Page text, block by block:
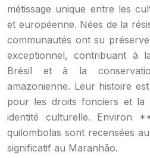
métissage unique entre les
et européenne. Nées de la
communautés ont su
exceptionnel, contribuant à
Brésil et à la
amazonienne. Leur histoire
pour les droits fonciers et la
identité culturelle. Environ
quilombolas sont recensées
significatif au Maranhão.